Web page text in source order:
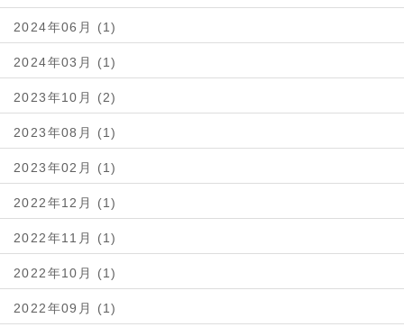
2024年06月 (1)
2024年03月 (1)
2023年10月 (2)
2023年08月 (1)
2023年02月 (1)
2022年12月 (1)
2022年11月 (1)
2022年10月 (1)
2022年09月 (1)